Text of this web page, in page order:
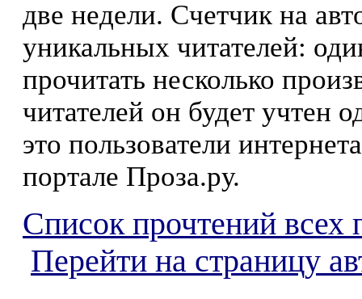
две недели. Счетчик на
уникальных читателей:
прочитать несколько
читателей он будет учтен
это пользователи
портале Проза.ру.
Список прочтений всех
Перейти на страницу